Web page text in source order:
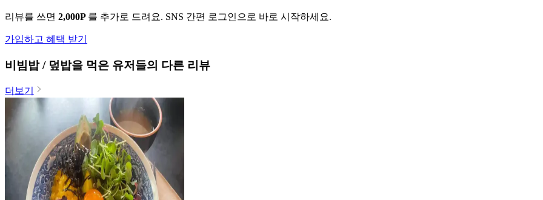
리뷰를 쓰면 2,000P 를 추가로 드려요. SNS 간편 로그인으로 바로 시작하세요.
가입하고 혜택 받기
비빔밥 / 덮밥을 먹은 유저들의 다른 리뷰
더보기